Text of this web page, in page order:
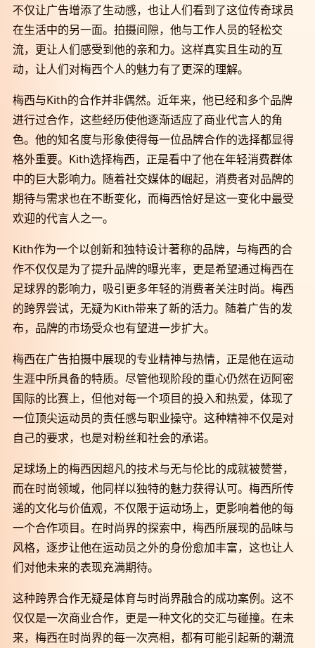
不仅让广告增添了生动感，也让人们看到了这位传奇球员
在生活中的另一面。拍摄间隙，他与工作人员的轻松交
流，更让人们感受到他的亲和力。这样真实且生动的互
动，让人们对梅西个人的魅力有了更深的理解。
梅西与Kith的合作并非偶然。近年来，他已经和多个品牌
进行过合作，这些经历使他逐渐适应了商业代言人的角
色。他的知名度与形象使得每一位品牌合作的选择都显得
格外重要。Kith选择梅西，正是看中了他在年轻消费群体
中的巨大影响力。随着社交媒体的崛起，消费者对品牌的
期待与需求也在不断变化，而梅西恰好是这一变化中最受
欢迎的代言人之一。
Kith作为一个以创新和独特设计著称的品牌，与梅西的合
作不仅仅是为了提升品牌的曝光率，更是希望通过梅西在
足球界的影响力，吸引更多年轻的消费者关注时尚。梅西
的跨界尝试，无疑为Kith带来了新的活力。随着广告的发
布，品牌的市场受众也有望进一步扩大。
梅西在广告拍摄中展现的专业精神与热情，正是他在运动
生涯中所具备的特质。尽管他现阶段的重心仍然在迈阿密
国际的比赛上，但他对每一个项目的投入和热爱，体现了
一位顶尖运动员的责任感与职业操守。这种精神不仅是对
自己的要求，也是对粉丝和社会的承诺。
足球场上的梅西因超凡的技术与无与伦比的成就被赞誉，
而在时尚领域，他同样以独特的魅力获得认可。梅西所传
递的文化与价值观，不仅限于运动场上，更影响着他的每
一个合作项目。在时尚界的探索中，梅西所展现的品味与
风格，逐步让他在运动员之外的身份愈加丰富，这也让人
们对他未来的表现充满期待。
这种跨界合作无疑是体育与时尚界融合的成功案例。这不
仅仅是一次商业合作，更是一种文化的交汇与碰撞。在未
来，梅西在时尚界的每一次亮相，都有可能引起新的潮流